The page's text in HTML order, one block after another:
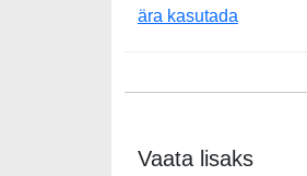
ära kasutada
Vaata lisaks